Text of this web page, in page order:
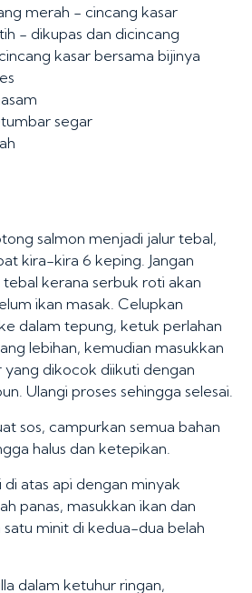
merah - cincang kasar
- dikupas dan dicincang
kasar bersama bijinya
segar
salmon menjadi jalur tebal,
kira-kira 6 keping. Jangan
kerana serbuk roti akan
ikan masak. Celupkan
dalam tepung, ketuk perlahan
lebihan, kemudian masukkan
yang dikocok diikuti dengan
Ulangi proses sehingga selesai.
sos, campurkan semua bahan
halus dan ketepikan.
atas api dengan minyak
panas, masukkan ikan dan
satu minit di kedua-dua belah
dalam ketuhur ringan,